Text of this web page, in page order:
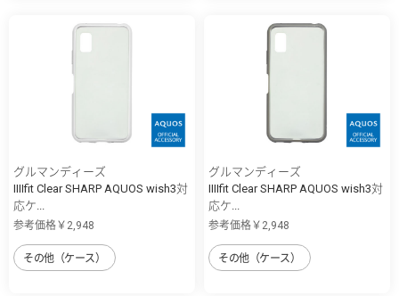
グルマンディーズ
IIIIfit Clear SHARP AQUOS wish3対
応ケ...
参考価格￥2,948
その他（ケース）
グルマンディーズ
IIIIfit Clear SHARP AQUOS wish3対
応ケ...
参考価格￥2,948
その他（ケース）